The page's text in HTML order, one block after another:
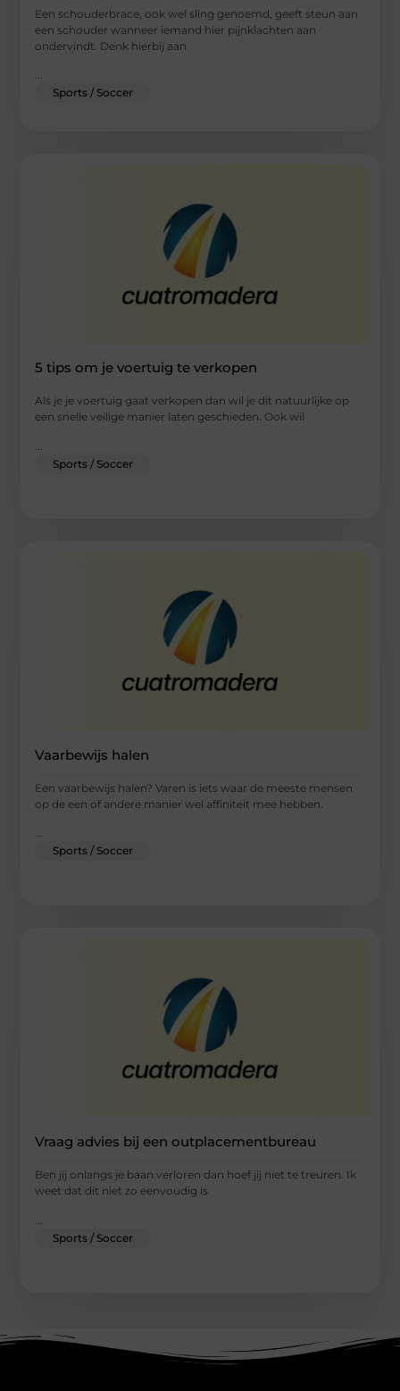
Een schouderbrace, ook wel sling genoemd, geeft steun aan
een schouder wanneer iemand hier pijnklachten aan
ondervindt. Denk hierbij aan
...
Sports / Soccer
5 tips om je voertuig te verkopen
Als je je voertuig gaat verkopen dan wil je dit natuurlijke op
een snelle veilige manier laten geschieden. Ook wil
Sports / Soccer
Vaarbewijs halen
Een vaarbewijs halen? Varen is iets waar de meeste mensen
op de een of andere manier wel affiniteit mee hebben.
...
Sports / Soccer
Vraag advies bij een outplacementbureau
Ben jij onlangs je baan verloren dan hoef jij niet te treuren. Ik
weet dat dit niet zo eenvoudig is
Sports / Soccer